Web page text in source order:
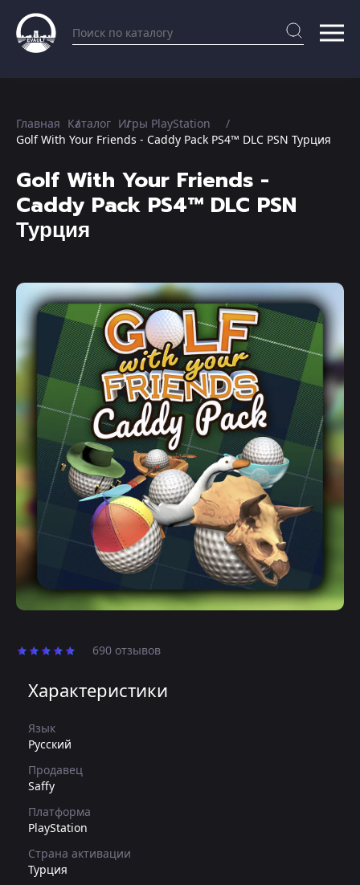
Главная Каталог Игры PlayStation
Golf With Your Friends - Caddy Pack PS4™ DLC PSN Турция
Golf With Your Friends -
Caddy Pack PS4™ DLC PSN
Турция
690 отзывов
Характеристики
Язык
Русский
Продавец
Saffy
Платформа
PlayStation
Страна активации
Турция